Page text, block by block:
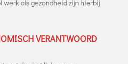
werk als gezondheid zijn hierbij
VERANTWOORD